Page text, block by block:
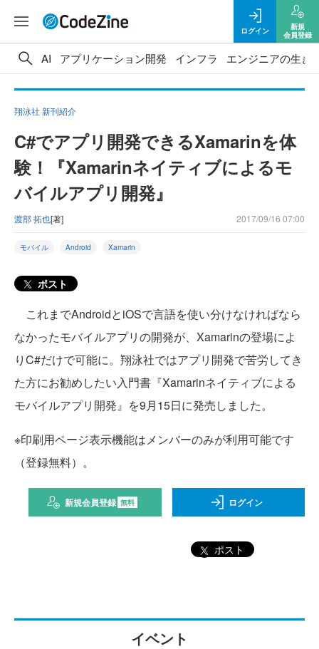
ログイン
新規
会員登録
AI アプリケーション開発 インフラ エンジニアの生き
翔泳社 新刊紹介
C#でアプリ開発できるXamarinを体
験！『Xamarinネイティブによるモ
バイルアプリ開発』
渡部 拓也[著] 2017/09/16 07:00
モバイル Android Xamarin
ポスト
これまでAndroidとiOSで言語を使い分けなければなら
なかったモバイルアプリの開発が、Xamarinの登場によ
りC#だけで可能に。翔泳社ではアプリ開発で苦労してき
た方にお勧めしたい入門書『Xamarinネイティブによる
モバイルアプリ開発』を9月15日に発売しました。
※印刷用ページ表示機能はメンバーのみが利用可能です
（登録無料）。
新規会員登録 無料 ログイン
ポスト
イベント